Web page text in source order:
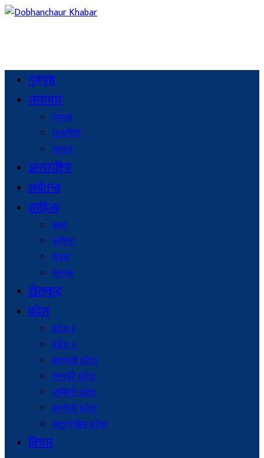
गृहपृष्ठ
समाचार
रंगमञ्च
राजनीति
समाज
अन्तराष्ट्रिय
अर्थतन्त्र
साहित्य
कथा
कविता
गजल
मुक्तक
खेलकुद
प्रदेश
प्रदेश १
प्रदेश २
बागमती प्रदेश
गण्डकी प्रदेश
लुम्बिनी प्रदेश
कर्णाली प्रदेश
सुदूरपश्चिम प्रदेश
बिचार